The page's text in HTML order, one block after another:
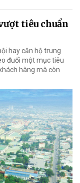
tiêu chuẩn
hay căn hộ trung
đuổi một mục tiêu
hàng mà còn